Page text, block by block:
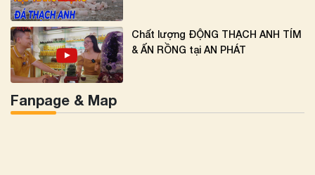
Chất lượng ĐỘNG THẠCH ANH TÍM
& ẤN RỒNG tại AN PHÁT
Fanpage & Map